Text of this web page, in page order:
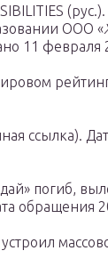
ООО «
11 февраля
ссылка).
погиб,
обращения